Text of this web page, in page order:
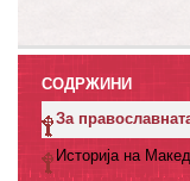
СОДРЖИНИ
За
Историја на